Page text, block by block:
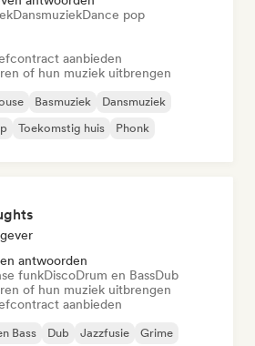
DansmuziekDance pop
aanbieden
of hun muziek uitbrengen
Basmuziek
Dansmuziek
Toekomstig huis Phonk
antwoorden
funkDiscoDrum en BassDub
of hun muziek uitbrengen
aanbieden
Bass Dub Jazzfusie Grime